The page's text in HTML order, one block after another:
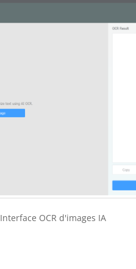
Interface OCR d'images IA